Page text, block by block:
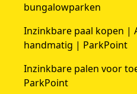
bungalowparken
Inzinkbare paal kopen |
handmatig | ParkPoint
Inzinkbare palen voor
ParkPoint